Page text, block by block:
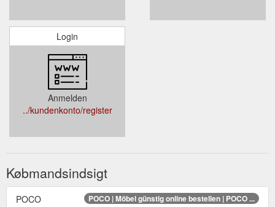
Login
Anmelden
../kundenkonto/register
Købmandsindsigt
POCO | Möbel günstig online bestellen | POCO ...
POCO